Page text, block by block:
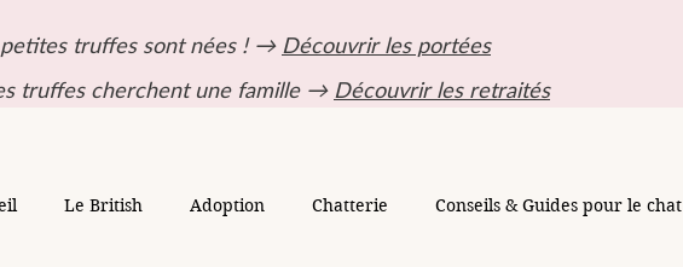
petites truffes sont nées ! → Découvrir les portées
truffes cherchent une famille → Découvrir les retraités
Le British Adoption Chatterie Conseils & Guides pour le chat